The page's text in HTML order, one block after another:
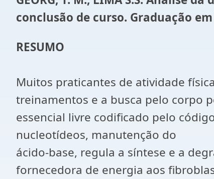
conclusão de curso. Graduação
RESUMO
Muitos praticantes de atividade
treinamentos e a busca pelo corpo
essencial livre codificado pelo
nucleotídeos, manutenção do
ácido-base, regula a síntese e a
fornecedora de energia aos